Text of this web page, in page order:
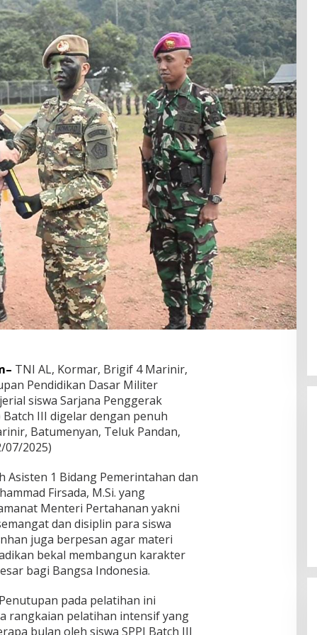
TNI AL, Kormar, Brigif 4 Marinir,
Pendidikan Dasar Militer
siswa Sarjana Penggerak
III digelar dengan penuh
Batumenyan, Teluk Pandan,
07/2025)
Asisten 1 Bidang Pemerintahan dan
Firsada, M.Si. yang
Menteri Pertahanan yakni
dan disiplin para siswa
juga berpesan agar materi
bekal membangun karakter
bagi Bangsa Indonesia.
pada pelatihan ini
rangkaian pelatihan intensif yang
bulan oleh siswa SPPI Batch III
Dian Zevanya Sandiata dari
Manado Miliki Bakat Melukis Sejak
Kecil dan Terkendala Biaya
Lanjutkan Kuliah
In Life Style |